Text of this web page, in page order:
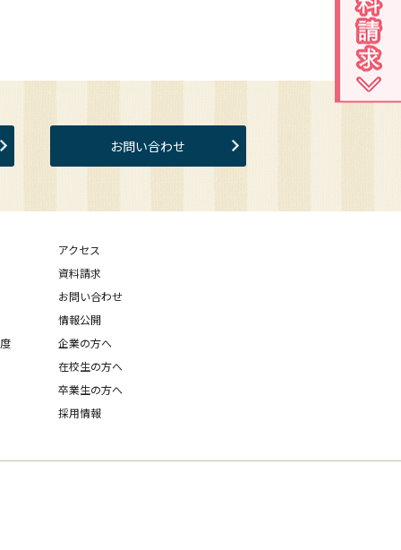
お問い合わせ
アクセス
資料請求
お問い合わせ
情報公開
企業の方へ
在校生の方へ
卒業生の方へ
採用情報